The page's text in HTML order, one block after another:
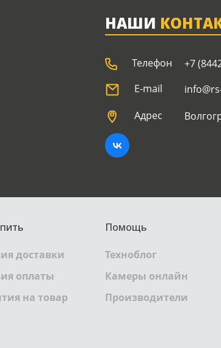
НАШИ
Телефон +7
E-mail
Адрес
доставки
оплаты
на товар
Помощь
Техноблог
Камеры онлайн
Производители